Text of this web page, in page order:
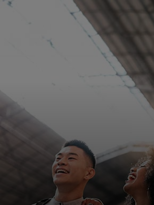
Für Unternehmen
Für Innovatoren
Neuigkeiten und Trends